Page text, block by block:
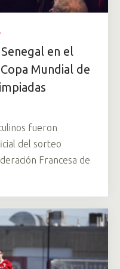
en el
Mundial de
fueron
del sorteo
Francesa de